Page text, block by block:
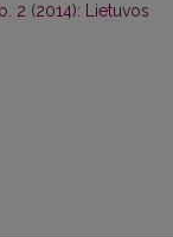
2 (2014): Lietuvos